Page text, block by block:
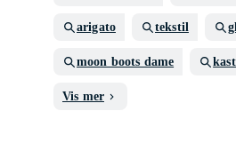
arigato tekstil
moon boots dame
Vis mer